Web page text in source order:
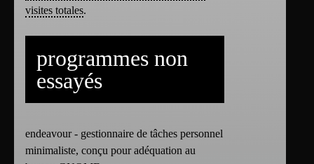
visites totales.
programmes non
essayés
endeavour - gestionnaire de tâches personnel
minimaliste, conçu pour adéquation au